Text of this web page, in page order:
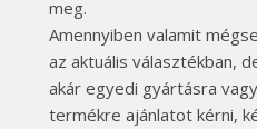
meg.
Amennyiben valamit
az aktuális választékban,
akár egyedi gyártásra
termékre ajánlatot kérni,